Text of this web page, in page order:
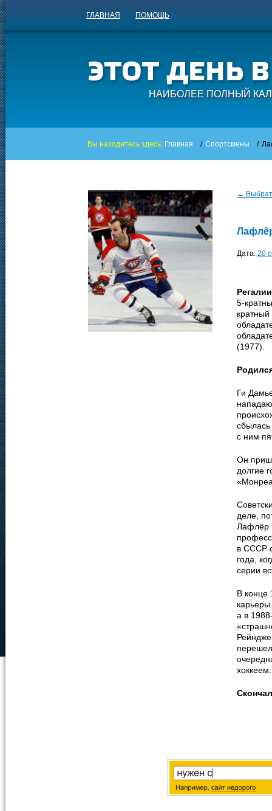
ГЛАВНАЯ ПОМОЩЬ
НАИБОЛЕЕ ПОЛНЫЙ
Вы находитесь здесь: Главная / Спортсмены /
←
Дата: 20
5-
(1977).
Ги
с ним
Он
долгие
деле,
Лафлёр
в СССР
года,
серии
В конце
а в
хоккеем.